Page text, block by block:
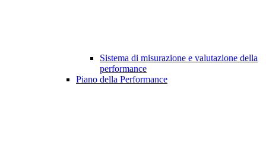
Sistema di misurazione e valutazione della
performance
Piano della Performance